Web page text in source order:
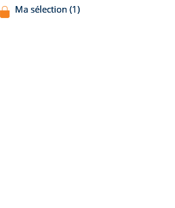
Ma sélection (1)